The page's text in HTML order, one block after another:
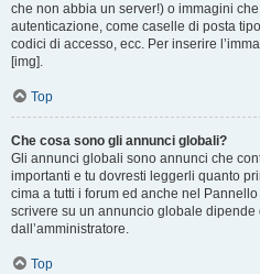
che non abbia un server!) o immagini
autenticazione, come caselle di posta
codici di accesso, ecc. Per inserire
[img].
Top
Che cosa sono gli annunci globali?
Gli annunci globali sono annunci che
importanti e tu dovresti leggerli quanto
cima a tutti i forum ed anche nel
scrivere su un annuncio globale dipende
dall’amministratore.
Top